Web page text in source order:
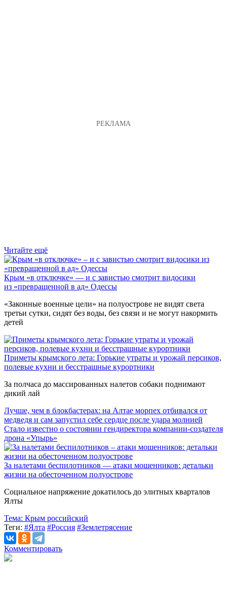
Читайте ещё
Крым «в отключке» — и с завистью смотрит видосики
из «превращенной в ад» Одессы
«Законные военные цели» на полуострове не видят света
третьи сутки, сидят без воды, без связи и не могут накормить
детей
Приметы крымского лета: Горькие утраты и урожай персиков,
полевые кухни и бесстрашные курортники
За полчаса до массированных налетов собаки поднимают
дикий лай
Лучше, чем в блокбастерах: на Алтае морпех отбивался от
медведя и сам запустил себе сердце после удара молнией
Стало известно о состоянии гендиректора компании-создателя
дрона «Упырь»
За налетами беспилотников — атаки мошенников: детальки
жизни на обесточенном полуострове
Социальное напряжение докатилось до элитных кварталов
Ялты
Тема: Крым российский
Теги: #Ялта #Россия #Землетрясение
Комментировать